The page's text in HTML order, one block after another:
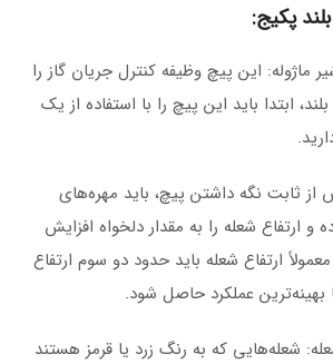
پکیج:
ماژوله: این پیچ وظیفه کنترل جریان گاز را
ابتدا باید این پیچ را با استفاده از یک
از ثابت نگه داشتن پیچ، باید مهره‌های
ارتفاع شعله را به مقدار دلخواه افزایش
ارتفاع شعله باید حدود دو سوم ارتفاع
بهینه‌ترین عملکرد حاصل شود.
شعله‌هایی که به رنگ زرد یا قرمز هستند